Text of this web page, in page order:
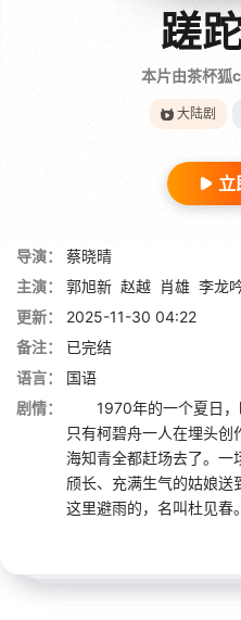
蹉
本片由茶杯狐
大陆剧
立
导演：
蔡晓晴
主演：
郭旭新 赵越 肖雄 李龙
更新：
2025-11-30 04:22
备注：
已完结
语言：
国语
剧情：
1970年的一个夏日，
只有柯碧舟一人在埋头创
海知青全都赶场去了。一
颀长、充满生气的姑娘
这里避雨的，名叫杜见春